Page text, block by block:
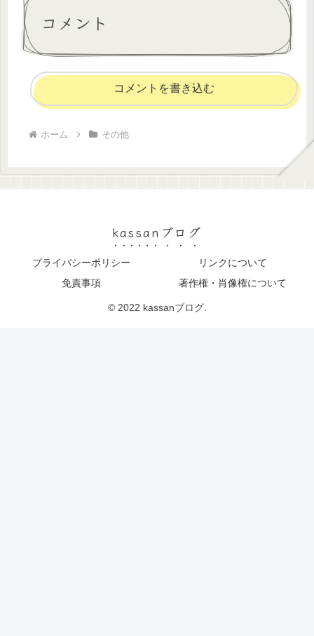
コメント
コメントを書き込む
ホーム その他
kassanブログ
プライバシーポリシー
リンクについて
免責事項
著作権・肖像権について
© 2022 kassanブログ.